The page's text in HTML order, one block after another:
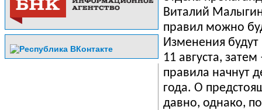
Виталий
правил можно
Изменения будут
11 августа, затем
правила начнут
года. О
давно, однако,